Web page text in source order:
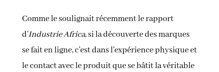
Comme le soulignait récemment le rapport
d’Industrie Africa, si la découverte des marques
se fait en ligne, c’est dans l’expérience physique et
le contact avec le produit que se bâtit la véritable